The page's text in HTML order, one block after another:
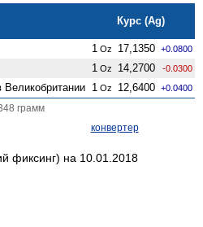
Курс (Ag)
1 Oz 17,1350 +0.0800
1 Oz 14,2700 -0.0300
Велико­британии 1 Oz 12,6400 +0.0400
грамм
конвертер
фиксинг) на 10.01.2018